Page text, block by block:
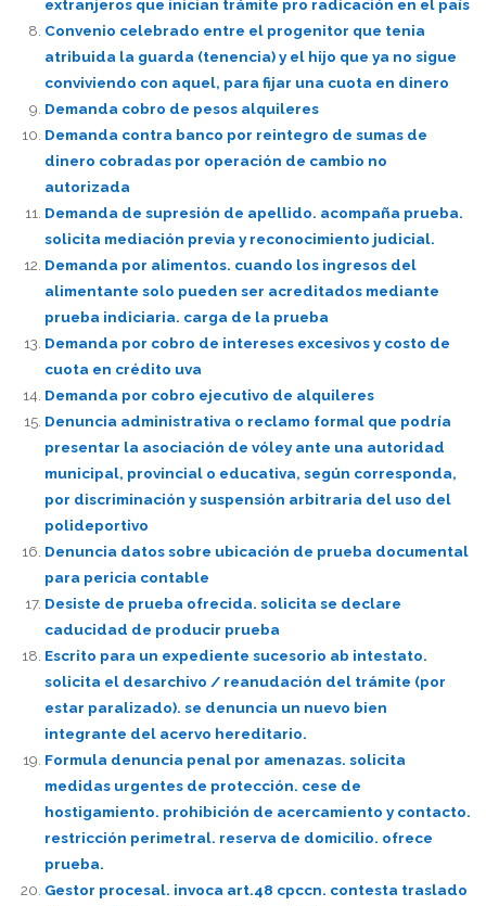
extranjeros que inician trámite pro radicación en el país
Convenio celebrado entre el progenitor que tenia
atribuida la guarda (tenencia) y el hijo que ya no sigue
conviviendo con aquel, para fijar una cuota en dinero
Demanda cobro de pesos alquileres
Demanda contra banco por reintegro de sumas de
dinero cobradas por operación de cambio no
autorizada
Demanda de supresión de apellido. acompaña prueba.
solicita mediación previa y reconocimiento judicial.
Demanda por alimentos. cuando los ingresos del
alimentante solo pueden ser acreditados mediante
prueba indiciaria. carga de la prueba
Demanda por cobro de intereses excesivos y costo de
cuota en crédito uva
Demanda por cobro ejecutivo de alquileres
Denuncia administrativa o reclamo formal que podría
presentar la asociación de vóley ante una autoridad
municipal, provincial o educativa, según corresponda,
por discriminación y suspensión arbitraria del uso del
polideportivo
Denuncia datos sobre ubicación de prueba documental
para pericia contable
Desiste de prueba ofrecida. solicita se declare
caducidad de producir prueba
Escrito para un expediente sucesorio ab intestato.
solicita el desarchivo / reanudación del trámite (por
estar paralizado). se denuncia un nuevo bien
integrante del acervo hereditario.
Formula denuncia penal por amenazas. solicita
medidas urgentes de protección. cese de
hostigamiento. prohibición de acercamiento y contacto.
restricción perimetral. reserva de domicilio. ofrece
prueba.
Gestor procesal. invoca art.48 cpccn. contesta traslado